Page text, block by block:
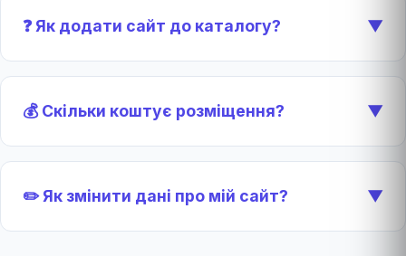
❓ Як додати сайт до каталогу? ▼
💰 Скільки коштує розміщення? ▼
✏️ Як змінити дані про мій сайт? ▼